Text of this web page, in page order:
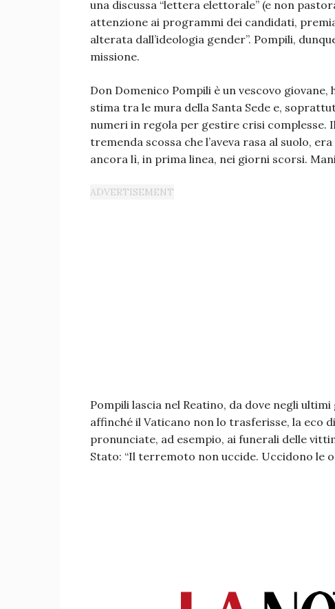
una discussa “lettera elettorale” (e non
attenzione ai programmi dei candidati,
alterata dall’ideologia gender”. Pompili,
missione.
Don Domenico Pompili è un vescovo
stima tra le mura della Santa Sede e,
numeri in regola per gestire crisi complesse.
tremenda scossa che l’aveva rasa al suolo,
ancora lì, in prima linea, nei giorni scorsi.
Pompili lascia nel Reatino, da dove negli
affinché il Vaticano non lo trasferisse, la eco
pronunciate, ad esempio, ai funerali delle
Stato: “Il terremoto non uccide. Uccidono le